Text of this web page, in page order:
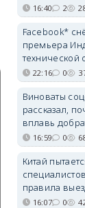
16:40 2
Facebook*
премьера
технической
22:16 0
Виноваты
рассказал,
вплавь
16:59 0
Китай
правила
16:07 0